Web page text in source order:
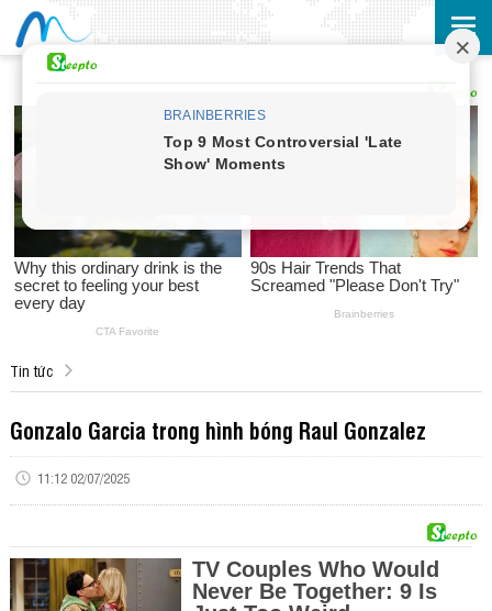
Tin tức
Gonzalo Garcia trong hình bóng Raul Gonzalez
11:12 02/07/2025